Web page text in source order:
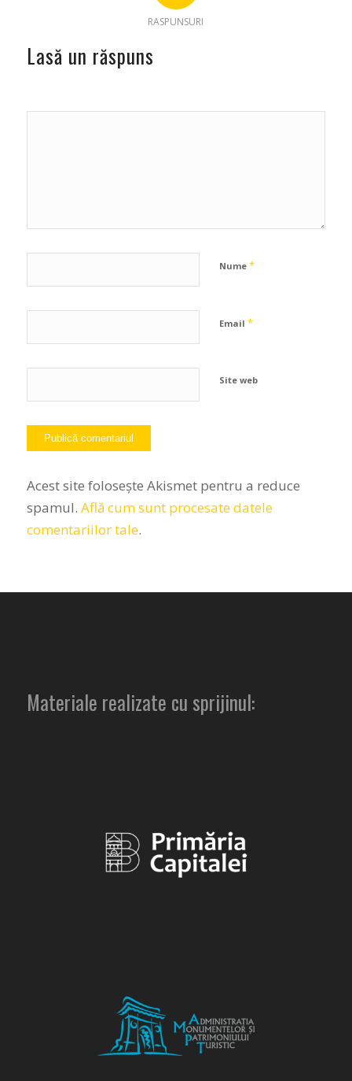
RASPUNSURI
Lasă un răspuns
Nume *
Email *
Site web
Acest site folosește Akismet pentru a reduce
spamul. Află cum sunt procesate datele
comentariilor tale.
Materiale realizate cu sprijinul: